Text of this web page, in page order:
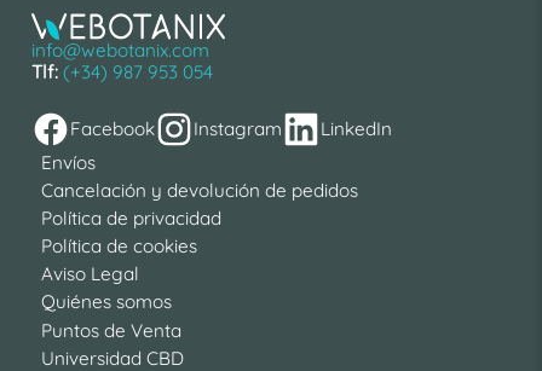
info@webotanix.com
Tlf: (+34) 987 953 054
Facebook Instagram
LinkedIn
Envíos
Cancelación y devolución de pedidos
Política de privacidad
Política de cookies
Aviso Legal
Quiénes somos
Puntos de Venta
Universidad CBD